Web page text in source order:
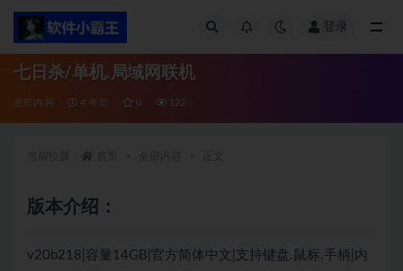
登录
七日杀/单机.局域网联机
全部内容 4 年前 0 122
版本介绍：
v20b218|容量14GB|官方简体中文|支持键盘.鼠标.手柄|内